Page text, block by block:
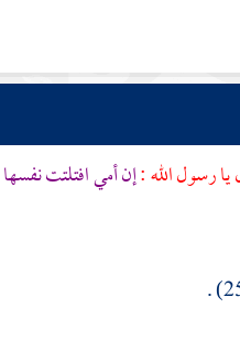
يا رسول الله :إن أمي افتلتت